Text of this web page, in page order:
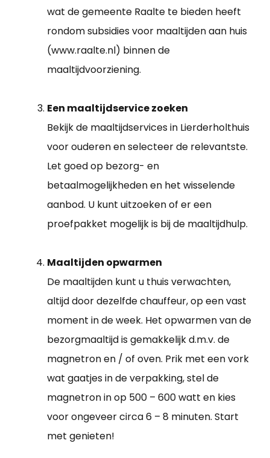
wat de gemeente Raalte te bieden heeft
rondom subsidies voor maaltijden aan huis
(www.raalte.nl) binnen de
maaltijdvoorziening.
Een maaltijdservice zoeken
Bekijk de maaltijdservices in Lierderholthuis
voor ouderen en selecteer de relevantste.
Let goed op bezorg- en
betaalmogelijkheden en het wisselende
aanbod. U kunt uitzoeken of er een
proefpakket mogelijk is bij de maaltijdhulp.
Maaltijden opwarmen
De maaltijden kunt u thuis verwachten,
altijd door dezelfde chauffeur, op een vast
moment in de week. Het opwarmen van de
bezorgmaaltijd is gemakkelijk d.m.v. de
magnetron en / of oven. Prik met een vork
wat gaatjes in de verpakking, stel de
magnetron in op 500 – 600 watt en kies
voor ongeveer circa 6 – 8 minuten. Start
met genieten!